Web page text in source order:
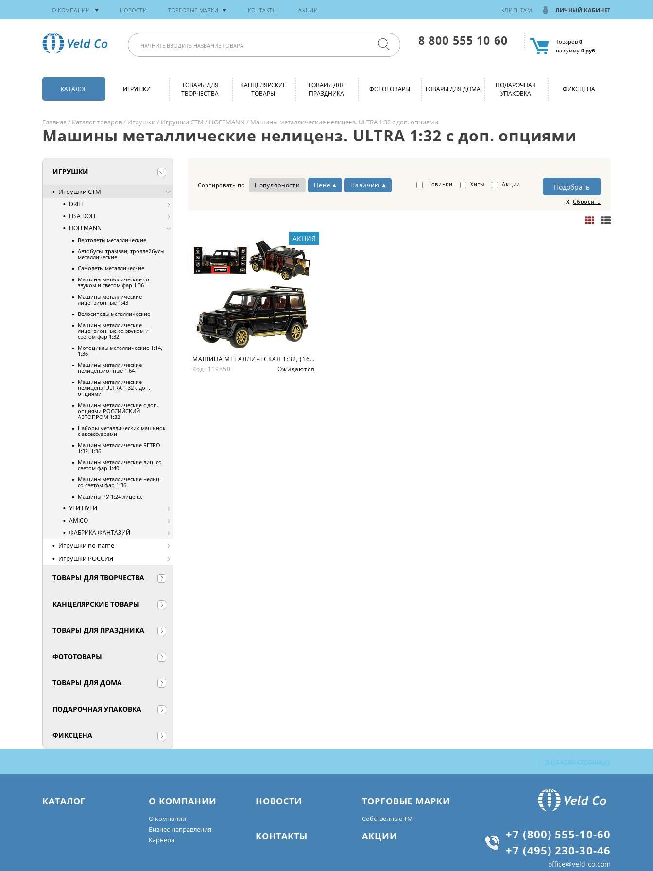
О КОМПАНИИ НОВОСТИ ТОРГОВЫЕ МАРКИ КОНТАКТЫ АКЦИИ КЛИЕНТАМ ЛИЧНЫЙ КАБИНЕТ
8 800 555 10 60 Товаров0
на сумму0 руб.
КАТАЛОГ ИГРУШКИ
ТОВАРЫ ДЛЯ
ТВОРЧЕСТВА
КАНЦЕЛЯРСКИЕ
ТОВАРЫ
ТОВАРЫ ДЛЯ
ПРАЗДНИКА
ФОТОТОВАРЫ ТОВАРЫ ДЛЯ ДОМА
ПОДАРОЧНАЯ
УПАКОВКА
ФИКСЦЕНА
Главная / Каталог товаров/ Игрушки / Игрушки СТМ / HOFFMANN / Машины металлические нелиценз. ULTRA 1:32 с доп. опциями
Машины металлические нелиценз. ULTRA 1:32 с доп. опциями
ИГРУШКИ
Игрушки СТМ
DRIFT
LISA DOLL
HOFFMANN
Вертолеты металлические
Автобусы, трамваи, троллейбусы
металлические
Самолеты металлические
Машины металлические со
звуком и светом фар 1:36
Машины металлические
лицензионные 1:43
Велосипеды металлические
Машины металлические
лицензионные со звуком и
светом фар 1:32
Мотоциклы металлические 1:14,
1:36
Машины металлические
нелицензионные 1:64
Машины металлические
нелиценз. ULTRA 1:32 с доп.
опциями
Машины металлические с доп.
опциями РОССИЙСКИЙ
АВТОПРОМ 1:32
Наборы металлических машинок
с аксессуарами
Машины металлические RETRO
1:32, 1:36
Машины металлические лиц. со
светом фар 1:40
Машины металлические нелиц.
со светом фар 1:36
Машины РУ 1:24 лиценз.
УТИ ПУТИ
AMICO
ФАБРИКА ФАНТАЗИЙ
Игрушки no-name
Игрушки РОССИЯ
ТОВАРЫ ДЛЯ ТВОРЧЕСТВА
КАНЦЕЛЯРСКИЕ ТОВАРЫ
ТОВАРЫ ДЛЯ ПРАЗДНИКА
ФОТОТОВАРЫ
ТОВАРЫ ДЛЯ ДОМА
ПОДАРОЧНАЯ УПАКОВКА
ФИКСЦЕНА
Сортировать по Популярности Цене Наличию
Сбросить
Новинки Хиты Акции
МАШИНА МЕТАЛЛИЧЕСКАЯ 1:32, (16.5*6.5*7 СМ.) ДВ., КАПОТ И БАГ. ОТКР., СО СВЕТОМ И ЗВУКОМ, ИНЕРЦ
Код: 119850
Ожидаются
АКЦИЯ
в начало страницы
КАТАЛОГ О КОМПАНИИ
О компании
Бизнес-направления
Карьера
НОВОСТИ ТОРГОВЫЕ МАРКИ
Собственные ТМ
КОНТАКТЫ АКЦИИ
+7 (800) 555-10-60
+7 (495) 230-30-46
office@veld-co.com